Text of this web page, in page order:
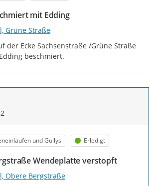
mit Edding
Grüne Straße
der Ecke Sachsenstraße /Grüne Straße
beschmiert.
Zur Äußerung
und Gullys Status
Erledigt
Wendeplatte verstopft
Obere Bergstraße